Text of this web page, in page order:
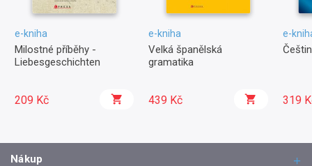
e-kniha
Milostné příběhy -
Liebesgeschichten
209 Kč
e-kniha
Velká španělská
gramatika
439 Kč
e-
319
Nákup